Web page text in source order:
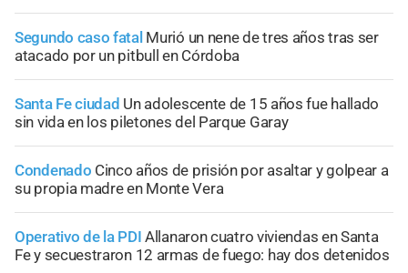
Segundo caso fatal Murió un nene de tres años tras ser
atacado por un pitbull en Córdoba
Santa Fe ciudad Un adolescente de 15 años fue hallado
sin vida en los piletones del Parque Garay
Condenado Cinco años de prisión por asaltar y golpear a
su propia madre en Monte Vera
Operativo de la PDI Allanaron cuatro viviendas en Santa
Fe y secuestraron 12 armas de fuego: hay dos detenidos